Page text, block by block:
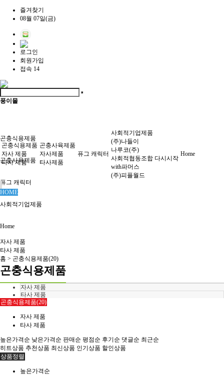
즐겨찾기
08월 07일(금)
로그인
회원가입
접속 14
풍이몰
곤충식용제품
곤충사육제품
퓨그 캐릭터
사회적기업제품
Home
곤충식용제품
자사 제품
타사 제품
곤충사육제품
자사제품
타사제품
퓨그 캐릭터
사회적기업제품
(주)나들이
나루코(주)
사회적협동조합 다시시작
with파머스
(주)피플월드
Home
HOME
자사 제품
타사 제품
홈 > 곤충식용제품(20)
곤충식용제품
자사 제품
타사 제품
곤충식용제품(20)
자사 제품
타사 제품
높은가격순 낮은가격순 판매순 평점순 후기순 댓글순 최근순
히트상품 추천상품 최신상품 인기상품 할인상품
상품정렬
높은가격순